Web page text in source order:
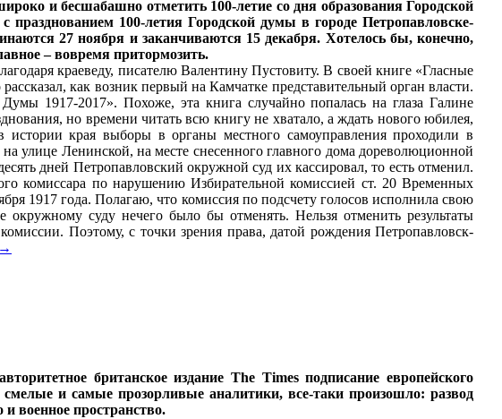
и бесшабашно отметить 100-летие со дня образования Городской
100-летия Городской думы в городе Петропавловске-
27 ноября и заканчиваются 15 декабря. Хотелось бы, конечно,
– вовремя притормозить.
краеведу, писателю Валентину Пустовиту. В своей книге «Гласные
как возник первый на Камчатке представительный орган власти.
1917-2017». Похоже, эта книга случайно попалась на глаза Галине
но времени читать всю книгу не хватало, а ждать нового юбилея,
края выборы в органы местного самоуправления проходили в
улице Ленинской, на месте снесенного главного дома дореволюционной
дней Петропавловский окружной суд их кассировал, то есть отменил.
комиссара по нарушению Избирательной комиссией ст. 20 Временных
1917 года. Полагаю, что комиссия по подсчету голосов исполнила свою
суду нечего было бы отменять. Нельзя отменить результаты
Поэтому, с точки зрения права, датой рождения Петропавловск-
→
британское издание The Times подписание европейского
и самые прозорливые аналитики, все-таки произошло: развод
военное пространство.